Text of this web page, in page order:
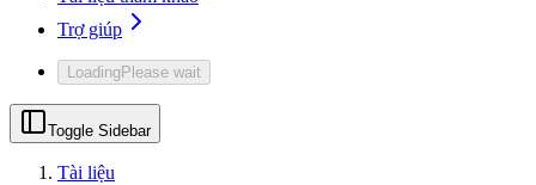
Trợ giúp
LoadingPlease wait
Toggle Sidebar
Tài liệu